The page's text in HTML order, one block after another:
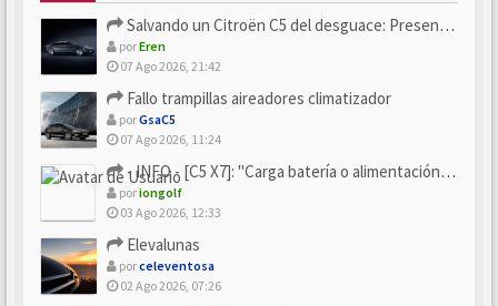
Salvando un Citroën C5 del desguace: Presentación y seguimiento
porEren
07 Ago 2026, 21:42
Fallo trampillas aireadores climatizador
porGsaC5
07 Ago 2026, 11:24
- INFO - [C5 X7]: "Carga batería o alimentación eléctri...
poriongolf
03 Ago 2026, 12:33
Elevalunas
porceleventosa
02 Ago 2026, 07:26